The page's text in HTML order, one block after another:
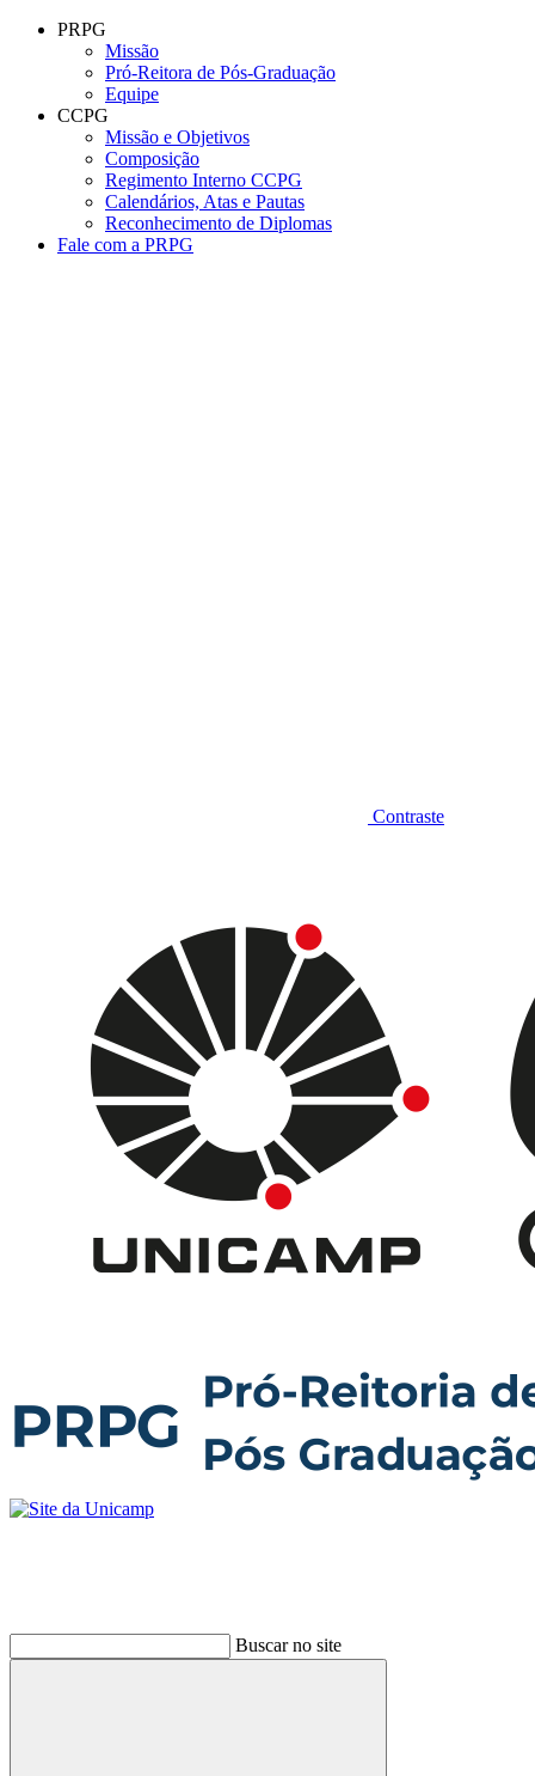
Conteúdo principal
PRPG
Missão
Pró-Reitora de Pós-Graduação
Equipe
CCPG
Missão e Objetivos
Composição
Regimento Interno CCPG
Calendários, Atas e Pautas
Reconhecimento de Diplomas
Fale com a PRPG
Contraste
Buscar no site